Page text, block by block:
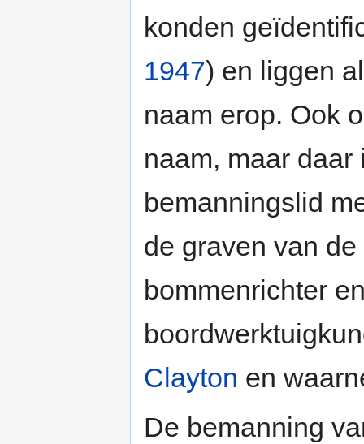
konden
1947) en liggen
naam erop. Ook
naam, maar
bemanningslid
de graven van
bommenrichter
Clayton en
De bemanning